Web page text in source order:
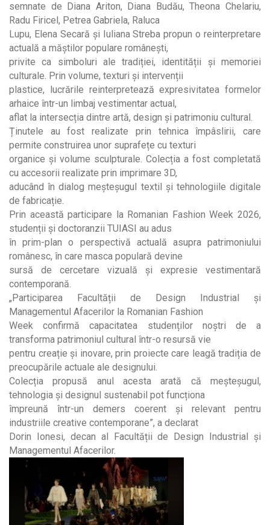
semnate de Diana Ariton, Diana Budău, Theona Chelariu,
Radu Firicel, Petrea Gabriela, Raluca
Lupu, Elena Secară și Iuliana Streba propun o reinterpretare
actuală a măștilor populare românești,
privite ca simboluri ale tradiției, identității și memoriei
culturale. Prin volume, texturi și intervenții
plastice, lucrările reinterpretează expresivitatea formelor
arhaice într-un limbaj vestimentar actual,
aflat la intersecția dintre artă, design și patrimoniu cultural.
Ținutele au fost realizate prin tehnica împâslirii, care
permite construirea unor suprafețe cu texturi
organice și volume sculpturale. Colecția a fost completată
cu accesorii realizate prin imprimare 3D,
aducând în dialog meșteșugul textil și tehnologiile digitale
de fabricație.
Prin această participare la Romanian Fashion Week 2026,
studenții și doctoranzii TUIASI au adus
în prim-plan o perspectivă actuală asupra patrimoniului
românesc, în care masca populară devine
sursă de cercetare vizuală și expresie vestimentară
contemporană.
„Participarea Facultății de Design Industrial și
Managementul Afacerilor la Romanian Fashion
Week confirmă capacitatea studenților noștri de a
transforma patrimoniul cultural într-o resursă vie
pentru creație și inovare, prin proiecte care leagă tradiția de
preocupările actuale ale designului.
Colecția propusă anul acesta arată că meșteșugul,
tehnologia și designul sustenabil pot funcționa
împreună într-un demers coerent și relevant pentru
industriile creative contemporane”, a declarat
Dorin Ionesi, decan al Facultății de Design Industrial și
Managementul Afacerilor.